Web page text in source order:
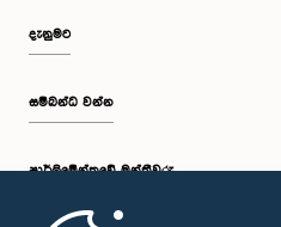
දැනුමට
සම්බන්ධ වන්න
පාර්ලි‌මේන්තුවේ මන්ත්‍රීවරු